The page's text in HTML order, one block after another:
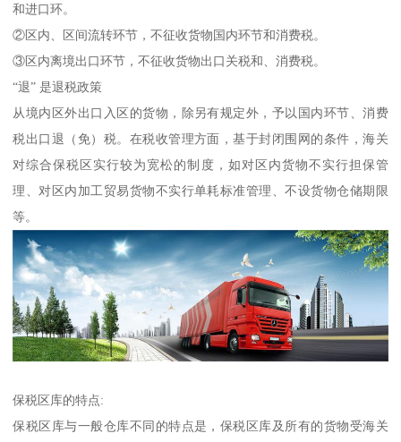
和进口环。
②区内、区间流转环节，不征收货物国内环节和消费税。
③区内离境出口环节，不征收货物出口关税和、消费税。
“退” 是退税政策
从境内区外出口入区的货物，除另有规定外，予以国内环节、消费
税出口退（免）税。在税收管理方面，基于封闭围网的条件，海关
对综合保税区实行较为宽松的制度，如对区内货物不实行担保管
理、对区内加工贸易货物不实行单耗标准管理、不设货物仓储期限
等。
保税区库的特点:
保税区库与一般仓库不同的特点是，保税区库及所有的货物受海关